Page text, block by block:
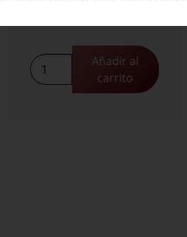
Tilenus
Pieros
cantidad
Añadir al
carrito